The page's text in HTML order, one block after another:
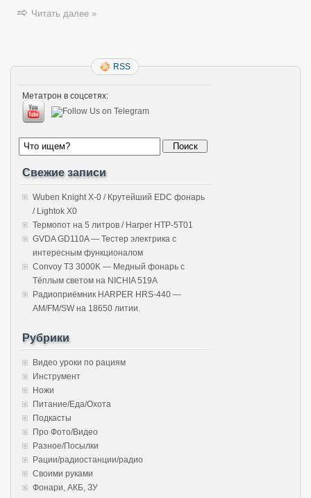
Читать далее »
RSS
Метатрон в соцсетях:
Свежие записи
Wuben Knight X-0 / Крутейший EDC фонарь
/ Lightok X0
Термопот на 5 литров / Harper HTP-5T01
GVDA GD110A — Тестер электрика с
интересным функционалом
Convoy T3 3000K — Медный фонарь с
Тёплым светом на NICHIA 519A
Радиоприёмник HARPER HRS-440 —
AM/FM/SW на 18650 литии.
Рубрики
Видео уроки по рациям
Инструмент
Ножи
Питание/Еда/Охота
Подкасты
Про Фото/Видео
Разное/Посылки
Рации/радиостанции/радио
Своими руками
Фонари, АКБ, ЗУ